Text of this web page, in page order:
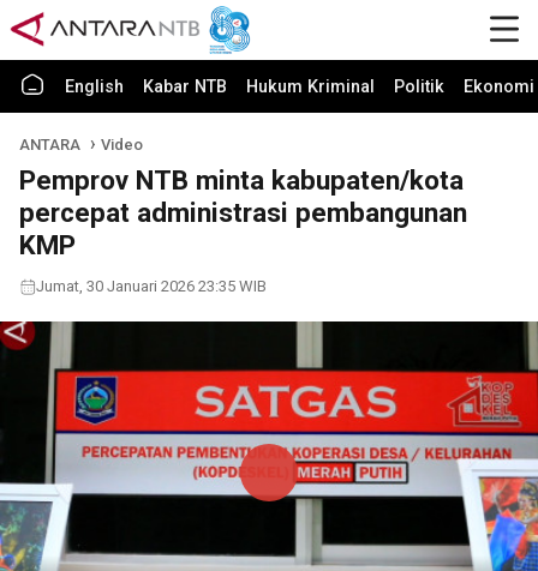
English Kabar NTB Hukum Kriminal Politik
ANTARA Video
Pemprov NTB minta kabupaten/kota
percepat administrasi pembangunan
KMP
Jumat, 30 Januari 2026 23:35 WIB
Play